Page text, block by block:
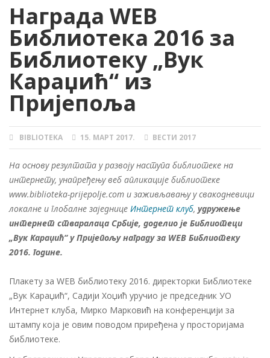
Награда WEB
Библиотека 2016 за
Библиотеку „Вук
Караџић“ из
Пријепоља
AUTHOR
BIBLIOTEKA
POSTED
ON
15. МАРТ 2017. CATEGORIES
ВЕСТИ 2017
На основу резултата у развоју наступа библиотеке на
интернету, унапређењу веб апликације библиотеке
www.biblioteka-prijepolje.com и заживљавању у свакодневици
локалне и глобалне заједнице Интернет клуб, удружење
интернет стваралаца Србије, доделио је Библиотеци
„Вук Караџић“ у Пријепољу награду за WЕB Библиотеку
2016. године.
Плакету за WЕB библиотеку 2016. директорки Библиотеке
„Вук Караџић“, Садији Хоџић уручио је председник УО
Интернет клуба, Мирко Марковић на конференцији за
штампу која је овим поводом приређена у просторијама
библиотеке.